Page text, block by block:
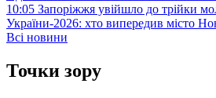
10:05 Запоріжжя увійшло до трійки
України-2026: хто випередив місто
Всі новини
Точки зору